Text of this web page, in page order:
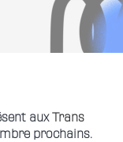
auxTrans
prochains.